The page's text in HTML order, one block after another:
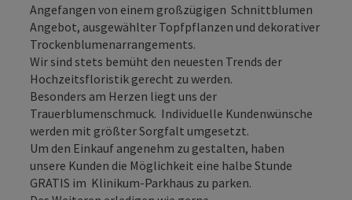
Angefangen von einem großzügigen Schnittblumen
Angebot, ausgewählter Topfpflanzen und dekorativer
Trockenblumenarrangements.
Wir sind stets bemüht den neuesten Trends der
Hochzeitsfloristik gerecht zu werden.
Besonders am Herzen liegt uns der
Trauerblumenschmuck. Individuelle Kundenwünsche
werden mit größter Sorgfalt umgesetzt.
Um den Einkauf angenehm zu gestalten, haben
unsere Kunden die Möglichkeit eine halbe Stunde
GRATIS im Klinikum-Parkhaus zu parken.